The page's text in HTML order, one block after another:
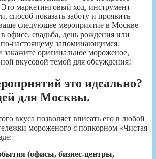
Это маркетинговый ход, инструмент
способ показать заботу и проявить
следующее мероприятие в Москве —
офисе, свадьба, день рождения или
настоящему запоминающимся.
оригинальное мороженое,
вкусовой темой для обсуждения!
это идеально?
для Москвы.
вкуса позволяет вписать его в любой
мороженого с попкорном «Чистая
(офисы, бизнес-центры,